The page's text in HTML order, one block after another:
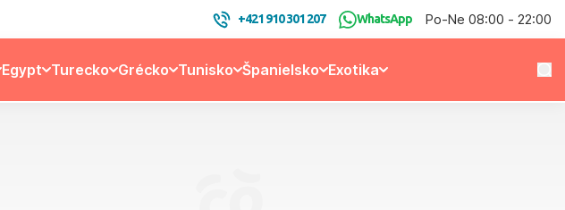
+421 910 301 207 WhatsApp Po-Ne 08:00 - 22:00
Egypt Turecko Grécko Tunisko Španielsko Exotika